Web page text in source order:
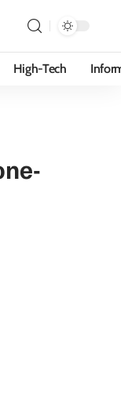
High-Tech